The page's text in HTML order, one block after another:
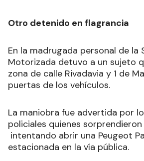
Otro detenido en flagrancia
En la madrugada personal de la
Motorizada detuvo a un sujeto
zona de calle Rivadavia y 1 de
puertas de los vehículos.
La maniobra fue advertida por
policiales quienes
intentando abrir una Peugeot
estacionada en la vía pública.